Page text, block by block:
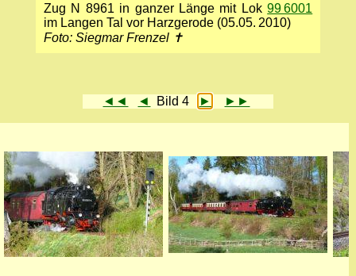
Zug N 8961 in ganzer Länge mit Lok99 6001
im Langen Tal vor Harzgerode (05.05. 2010)
Foto: Siegmar Frenzel ✝
◄◄ ◄ Bild 4 ► ►►